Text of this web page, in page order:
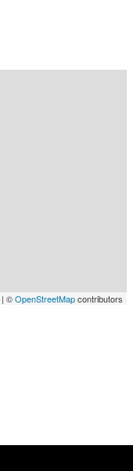
| ©OpenStreetMapcontributors